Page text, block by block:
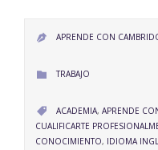
 APRENDE CON
 CATEGORY
TRABAJO
 CATEGORY
ACADEMIA, APRENDE
CUALIFICARTE
CONOCIMIENTO, IDIOMA